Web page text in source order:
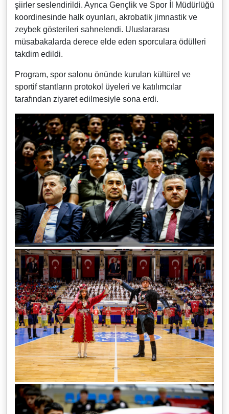
şiirler seslendirildi. Ayrıca Gençlik ve Spor İl Müdürlüğü
koordinesinde halk oyunları, akrobatik jimnastik ve
zeybek gösterileri sahnelendi. Uluslararası
müsabakalarda derece elde eden sporculara ödülleri
takdim edildi.
Program, spor salonu önünde kurulan kültürel ve
sportif stantların protokol üyeleri ve katılımcılar
tarafından ziyaret edilmesiyle sona erdi.